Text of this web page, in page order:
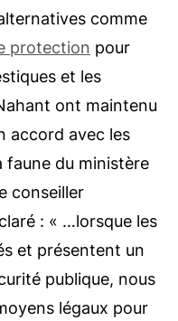
comme
protection pour
et les
ont maintenu
accord avec les
faune du ministère
conseiller
: « …lorsque les
et présentent un
publique, nous
légaux pour